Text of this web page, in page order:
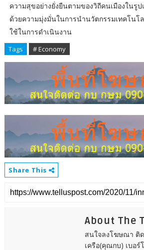
ความสุขอย่างยั่งยืนตามของวิถีคนเมืองในรู
ด้วยความมุ่งมั่นในการนำนวัตกรรมเทคโน
ใช้ในการดำเนินงาน
Tags # Economy
Share This
About The
สนใจลงโฆษณา ติ
เครือ(คุณกบ) เบอร์